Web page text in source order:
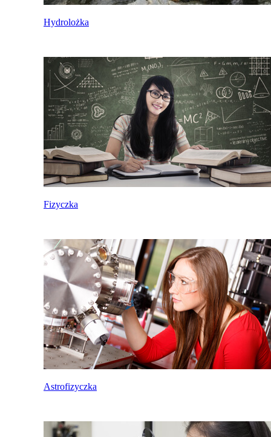
Hydrolożka
Fizyczka
Astrofizyczka